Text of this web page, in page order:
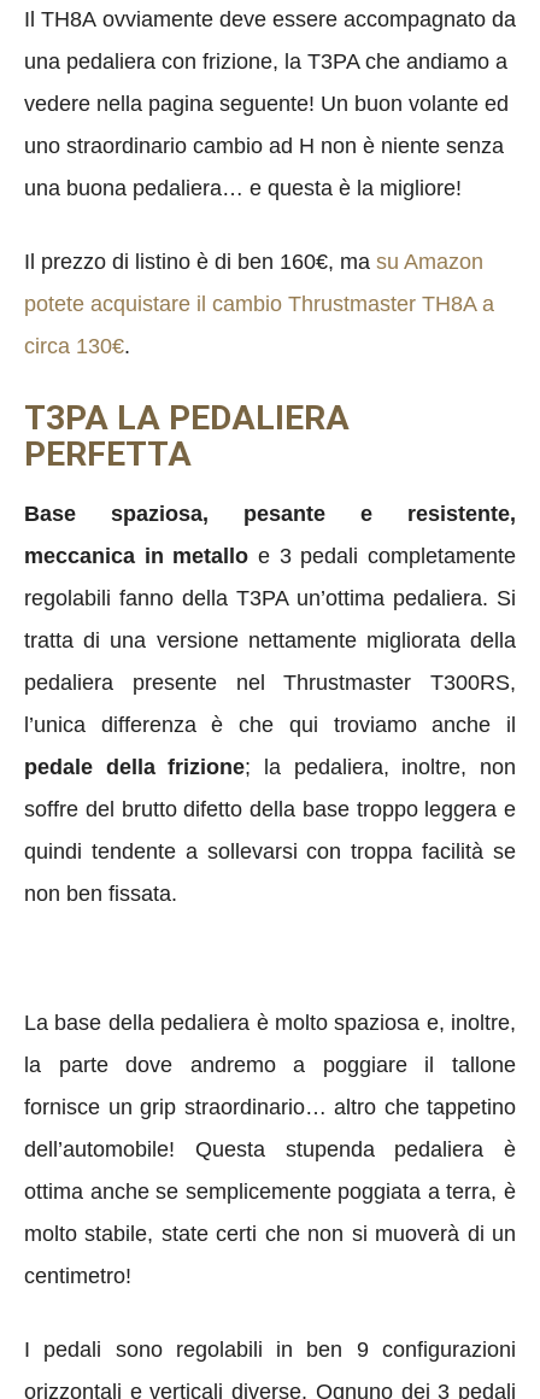
Il TH8A ovviamente deve essere accompagnato da
una pedaliera con frizione, la T3PA che andiamo a
vedere nella pagina seguente! Un buon volante ed
uno straordinario cambio ad H non è niente senza
una buona pedaliera… e questa è la migliore!
Il prezzo di listino è di ben 160€, ma su Amazon
potete acquistare il cambio Thrustmaster TH8A a
circa 130€.
T3PA LA PEDALIERA
PERFETTA
Base spaziosa, pesante e resistente,
meccanica in metallo e 3 pedali completamente
regolabili fanno della T3PA un’ottima pedaliera. Si
tratta di una versione nettamente migliorata della
pedaliera presente nel Thrustmaster T300RS,
l’unica differenza è che qui troviamo anche il
pedale della frizione; la pedaliera, inoltre, non
soffre del brutto difetto della base troppo leggera e
quindi tendente a sollevarsi con troppa facilità se
non ben fissata.
La base della pedaliera è molto spaziosa e, inoltre,
la parte dove andremo a poggiare il tallone
fornisce un grip straordinario… altro che tappetino
dell’automobile! Questa stupenda pedaliera è
ottima anche se semplicemente poggiata a terra, è
molto stabile, state certi che non si muoverà di un
centimetro!
I pedali sono regolabili in ben 9 configurazioni
orizzontali e verticali diverse. Ognuno dei 3 pedali